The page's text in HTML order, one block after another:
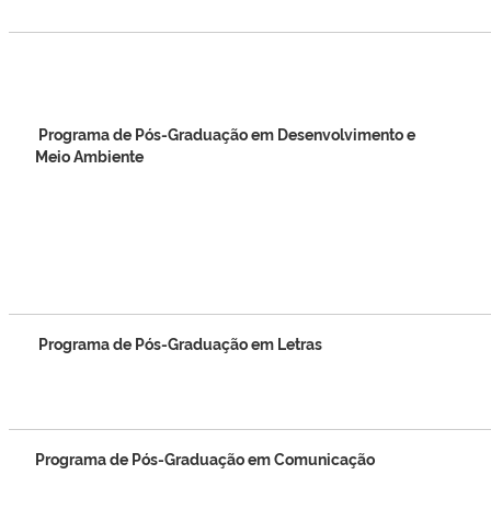
Programa de Pós-Graduação em Desenvolvimento e
Meio Ambiente
Programa de Pós-Graduação em Letras
Programa de Pós-Graduação em Comunicação